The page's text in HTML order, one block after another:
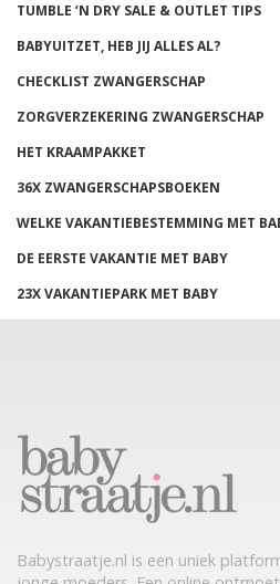
TUMBLE ‘N DRY SALE & OUTLET TIPS
BABYUITZET, HEB JIJ ALLES AL?
CHECKLIST ZWANGERSCHAP
ZORGVERZEKERING ZWANGERSCHAP
HET KRAAMPAKKET
36X ZWANGERSCHAPSBOEKEN
WELKE VAKANTIEBESTEMMING MET
DE EERSTE VAKANTIE MET BABY
23X VAKANTIEPARK MET BABY
Babystraatje.nl is een uniek